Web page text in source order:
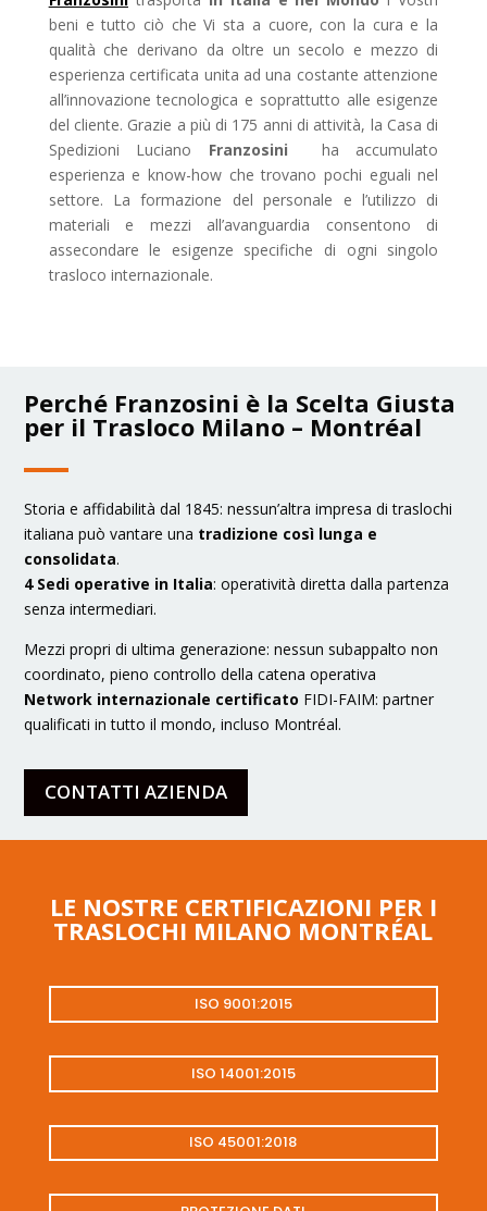
beni e tutto ciò che Vi sta a cuore, con la cura e la
qualità che derivano da oltre un secolo e mezzo di
esperienza certificata unita ad una costante attenzione
all’innovazione tecnologica e soprattutto alle esigenze
del cliente. Grazie a più di 175 anni di attività, la Casa di
Spedizioni Luciano Franzosini
ha accumulato
esperienza e know-how che trovano pochi eguali nel
settore. La formazione del personale e l’utilizzo di
materiali e mezzi all’avanguardia consentono di
assecondare le esigenze specifiche di ogni singolo
trasloco internazionale.
Perché Franzosini è la Scelta Giusta
per il Trasloco Milano – Montréal
Storia e affidabilità dal 1845: nessun’altra impresa di traslochi
italiana può vantare una tradizione così lunga e
consolidata.
4 Sedi operative in Italia: operatività diretta dalla partenza
senza intermediari.
Mezzi propri di ultima generazione: nessun subappalto non
coordinato, pieno controllo della catena operativa
Network internazionale certificato FIDI-FAIM: partner
qualificati in tutto il mondo, incluso Montréal.
CONTATTI AZIENDA
LE NOSTRE CERTIFICAZIONI PER I
TRASLOCHI MILANO MONTRÉAL
ISO 9001:2015
ISO 14001:2015
ISO 45001:2018